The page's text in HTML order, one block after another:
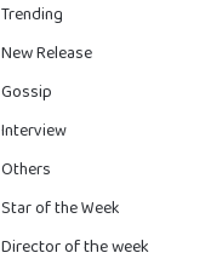
Trending
New Release
Gossip
Interview
Others
Star of the Week
Director of the week